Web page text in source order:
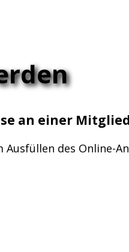
an einer
des Online-